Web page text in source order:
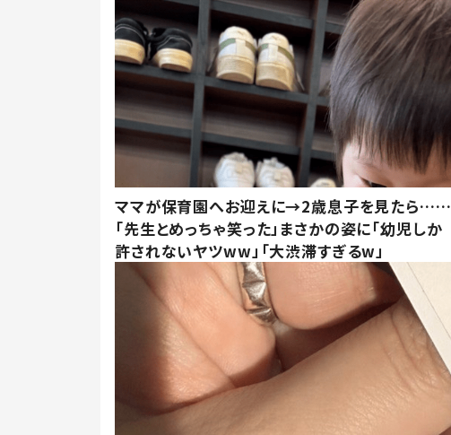
ママが保育園へお迎えに→2歳息子を見たら……
「先生とめっちゃ笑った」まさかの姿に「幼児しか
許されないヤツww」「大渋滞すぎるw」